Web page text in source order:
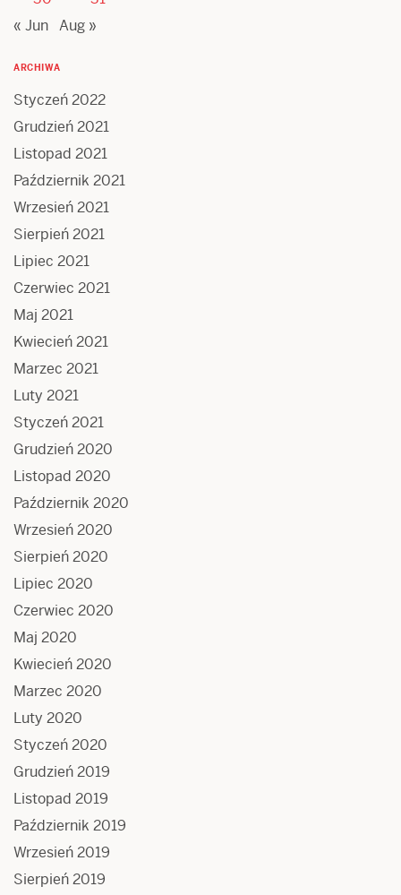
« Jun Aug »
ARCHIWA
Styczeń 2022
Grudzień 2021
Listopad 2021
Październik 2021
Wrzesień 2021
Sierpień 2021
Lipiec 2021
Czerwiec 2021
Maj 2021
Kwiecień 2021
Marzec 2021
Luty 2021
Styczeń 2021
Grudzień 2020
Listopad 2020
Październik 2020
Wrzesień 2020
Sierpień 2020
Lipiec 2020
Czerwiec 2020
Maj 2020
Kwiecień 2020
Marzec 2020
Luty 2020
Styczeń 2020
Grudzień 2019
Listopad 2019
Październik 2019
Wrzesień 2019
Sierpień 2019